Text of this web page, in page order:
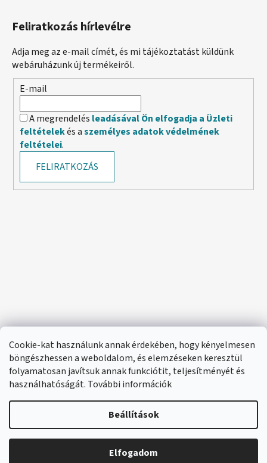
Cookie-kat használunk annak érdekében, hogy kényelmesen
böngészhessen a weboldalom, és elemzéseken keresztül
folyamatosan javítsuk annak funkciótit, teljesítményét és
használhatóságát. További információk
Beállítások
Elfogadom
🔴 Parfümök és illatok –20%
Feliratkozás hírlevélre
Adja meg az e-mail címét, és mi tájékoztatást küldünk
webáruházunk új termékeiről.
E-mail
A megrendelés leadásával Ön elfogadja a Üzleti
feltételekés aszemélyes adatok védelmének
feltételei.
FELIRATKOZÁS
Shoptet készítette